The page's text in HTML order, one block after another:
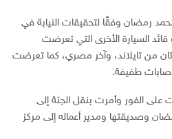
رمضان وفقًا لتحقيقات النيابة في
السيارة الأخرى التي تعرضت
من تايلاند، وآخر مصري، كما تعرضت
طفيفة.
على الفور وأمرت بنقل الجثة إلى
وصديقتها ومدير أعماله إلى مركز